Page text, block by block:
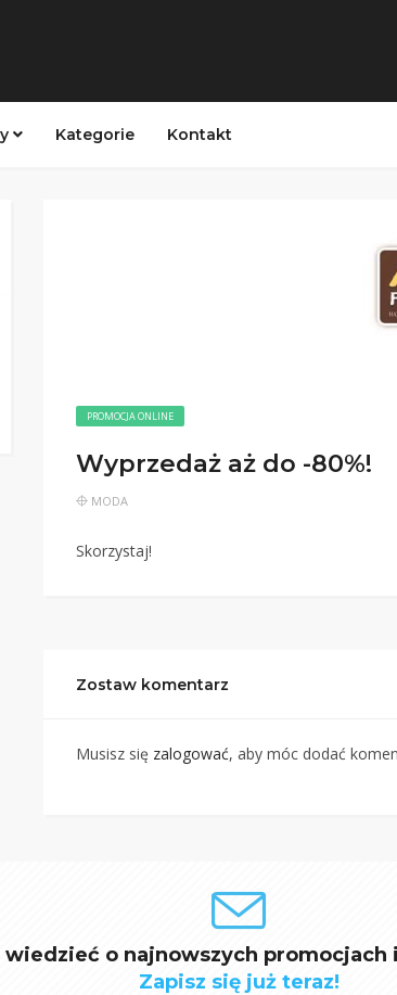
Kategorie Kontakt
PROMOCJA ONLINE
Wyprzedaż aż do -80%!
MODA
Skorzystaj!
Zostaw komentarz
Musisz się zalogować, aby móc dodać
wiedzieć o najnowszych
Zapisz się już teraz!